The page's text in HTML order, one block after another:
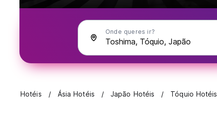
Onde queres ir?
Hotéis Ásia Hotéis Japão Hotéis Tóquio Hotéis